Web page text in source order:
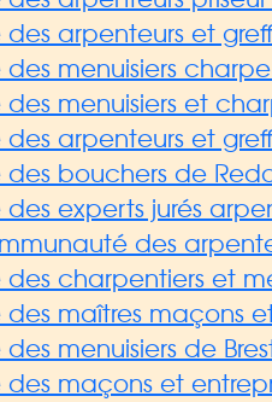
arpenteurs et
menuisiers
menuisiers et
arpenteurs et
bouchers de
experts jurés
des
charpentiers et
maîtres maçons
menuisiers de
maçons et